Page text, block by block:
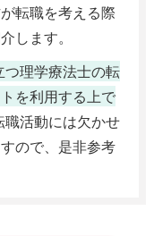
転職を考える際
します。
理学療法士の転
を利用する上で
活動には欠かせ
ので、是非参考